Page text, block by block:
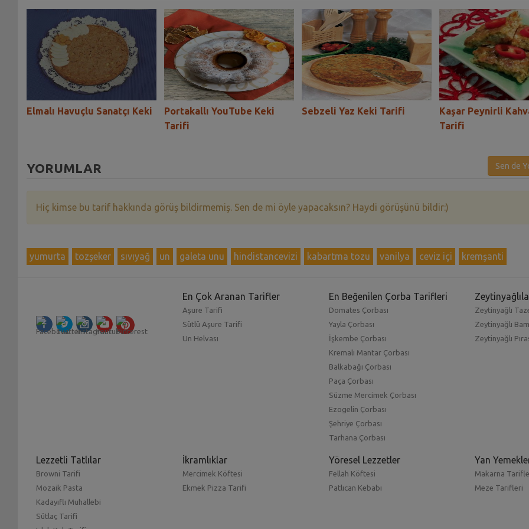
Elmalı Havuçlu Sanatçı Keki
Portakallı YouTube Keki
Tarifi
Sebzeli Yaz Keki Tarifi
Kaşar Peynirli
Tarifi
YORUMLAR Sen de
Hiç kimse bu tarif hakkında görüş bildirmemiş. Sen de mi öyle yapacaksın? Haydi görüşünü bildir:)
yumurta tozşeker sıvıyağ un galeta unu hindistancevizi kabartma tozu vanilya ceviz içi kremşanti
En Çok Aranan Tarifler
Aşure Tarifi
Sütlü Aşure Tarifi
Un Helvası
En Beğenilen Çorba Tarifleri
Domates Çorbası
Yayla Çorbası
İşkembe Çorbası
Kremalı Mantar Çorbası
Balkabağı Çorbası
Paça Çorbası
Süzme Mercimek Çorbası
Ezogelin Çorbası
Şehriye Çorbası
Tarhana Çorbası
Zeytinyağlı
Zeytinyağlı
Zeytinyağlı
Lezzetli Tatlılar
Browni Tarifi
Mozaik Pasta
Kadayıflı Muhallebi
Sütlaç Tarifi
İkramlıklar
Mercimek Köftesi
Ekmek Pizza Tarifi
Yöresel Lezzetler
Fellah Köftesi
Patlıcan Kebabı
Yan
Makarna
Meze Tarifleri